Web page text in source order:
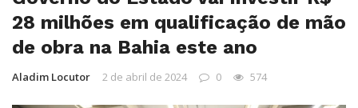
28 milhões em qualificação de mão
de obra na Bahia este ano
Aladim Locutor 2 de abril de 2024 0 574